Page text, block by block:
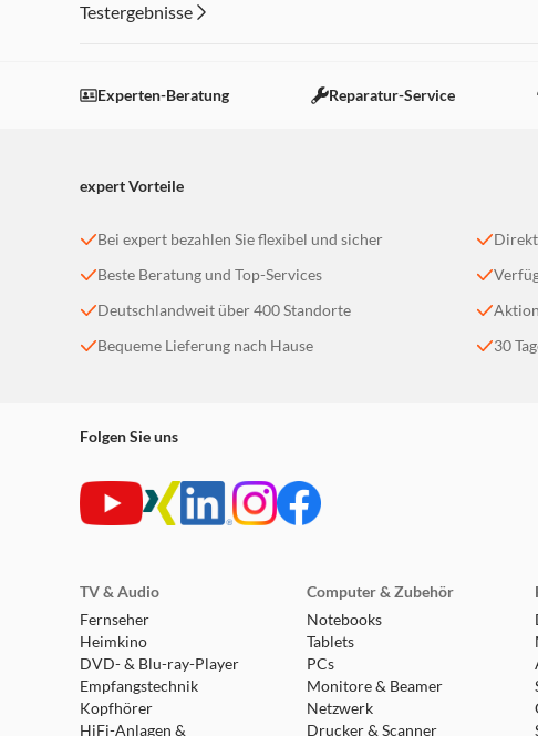
Einstellungen anpassen
Testergebnisse
Experten-Beratung Reparatur-Service
expert Vorteile
Bei expert bezahlen Sie flexibel und sicher
Beste Beratung und Top-Services
Deutschlandweit über 400 Standorte
Bequeme Lieferung nach Hause
30
Folgen Sie uns
TV & Audio
Fernseher
Heimkino
DVD- & Blu-ray-Player
Empfangstechnik
Kopfhörer
HiFi-Anlagen &
Computer & Zubehör
Notebooks
Tablets
PCs
Monitore & Beamer
Netzwerk
Drucker & Scanner